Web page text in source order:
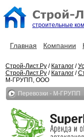
строительные
Главная Компании
Строй-Лист.Ру / Каталог /
Строй-Лист.Ру / Каталог /
М-ГРУПП, ООО
Перевозки - М-ГРУПП